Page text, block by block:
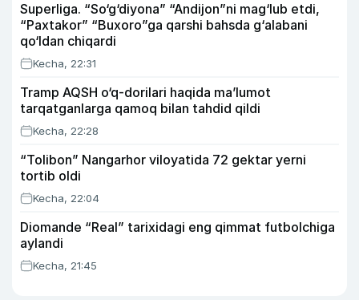
Superliga. “So‘g‘diyona” “Andijon”ni mag‘lub etdi,
“Paxtakor” “Buxoro”ga qarshi bahsda g‘alabani
qo‘ldan chiqardi
Kecha, 22:31
Tramp AQSH o‘q-dorilari haqida ma’lumot
tarqatganlarga qamoq bilan tahdid qildi
Kecha, 22:28
“Tolibon” Nangarhor viloyatida 72 gektar yerni
tortib oldi
Kecha, 22:04
Diomande “Real” tarixidagi eng qimmat futbolchiga
aylandi
Kecha, 21:45